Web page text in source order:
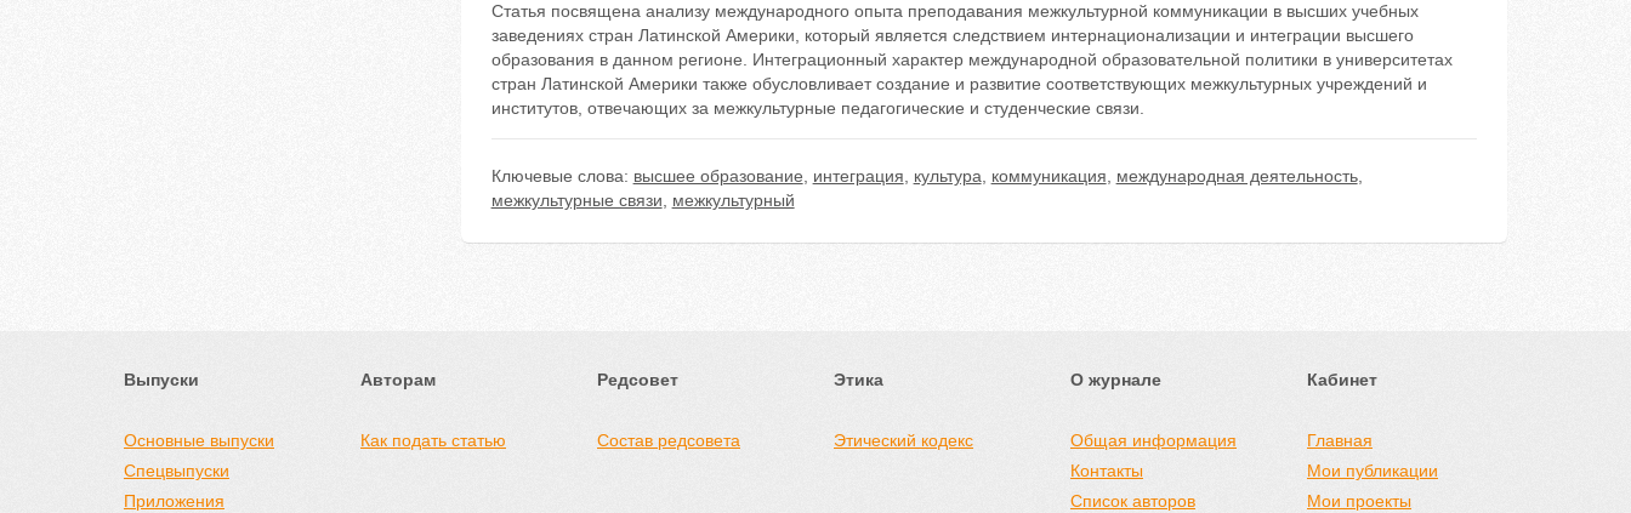
Статья посвящена анализу международного опыта преподавания межкультурной коммуникации в высших учебных
заведениях стран Латинской Америки, который является следствием интернационализации и интеграции высшего
образования в данном регионе. Интеграционный характер международной образовательной политики в университетах
стран Латинской Америки также обусловливает создание и развитие соответствующих межкультурных учреждений и
институтов, отвечающих за межкультурные педагогические и студенческие связи.
Ключевые слова: высшее образование интеграция культура коммуникация международная деятельность,
межкультурные связи
межкультурный
Выпуски
Основные выпуски
Спецвыпуски
Приложения
Авторам
Как подать статью
Редсовет
Состав редсовета
Этика
Этический кодекс
О журнале
Общая информация
Контакты
Список авторов
Кабинет
Главная
Мои публикации
Мои проекты